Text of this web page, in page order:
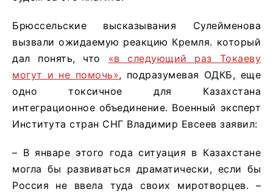
Брюссельские высказывания Сулейменова
вызвали ожидаемую реакцию Кремля. который
дал понять, что «в следующий раз Токаеву
могут и не помочь», подразумевая ОДКБ, еще
одно токсичное для Казахстана
интеграционное объединение. Военный эксперт
Института стран СНГ Владимир Евсеев заявил:
– В январе этого года ситуация в Казахстане
могла бы развиваться драматически, если бы
Россия не ввела туда своих миротворцев. –